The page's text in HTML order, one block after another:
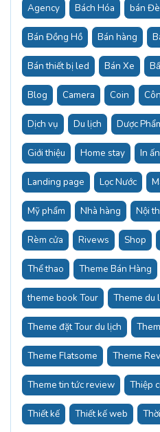
Agency Bách Hóa bán
Bán Đồng Hồ Bán hàng
Bán thiết bị led Bán Xe
Blog Camera Coin
Dịch vụ Du lịch Dược
Giới thiệu Home stay In ấn
Landing page Lọc Nước
Mỹ phẩm Nhà hàng Nội
Rèm cửa Rivews Shop
Thể thao Theme Bán Hàng
theme book Tour Theme du
Theme đặt Tour du lịch
Theme Flatsome Theme
Theme tin tức review Thiệp
Thiết kế Thiết kế web